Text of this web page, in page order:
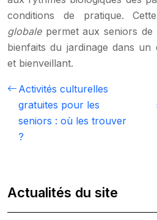
conditions de pratique.
globalepermet aux seniors de
bienfaits du jardinage dans un
et bienveillant.
Activités culturelles
gratuites pour les
seniors : où les trouver
?
Actualités du site